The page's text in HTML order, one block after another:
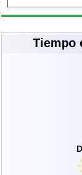
Tiempo